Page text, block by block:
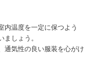
内温度を一定に保つよう
しょう。
通気性の良い服装を心がけ